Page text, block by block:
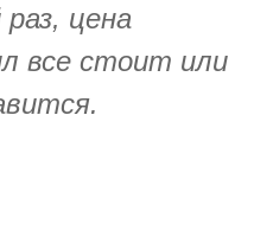
цена
все стоит или